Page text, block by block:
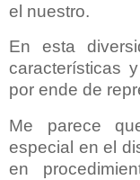
el nuestro.
En esta
características
por ende de
Me parece
especial en el
en